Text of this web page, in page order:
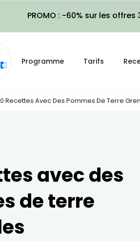
PROMO : -60% sur les
Programme Tarifs
Recettes Avec Des Pommes De Terre
avec des
de terre